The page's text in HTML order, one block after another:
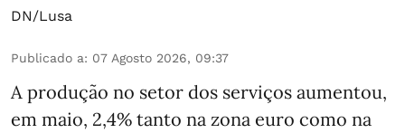
DN/Lusa
Publicado a: 07 Agosto 2026, 09:37
A produção no setor dos serviços aumentou,
em maio, 2,4% tanto na zona euro como na